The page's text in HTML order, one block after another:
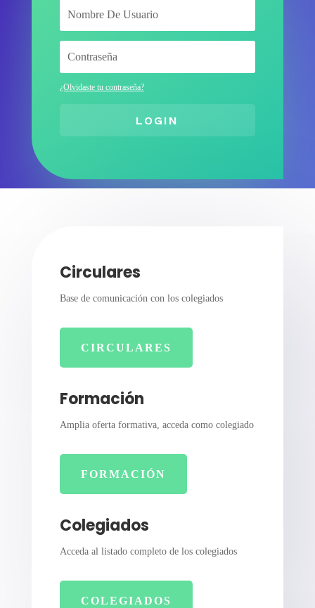
¿Olvidaste tu contraseña?
LOGIN
Circulares
Base de comunicación con los colegiados
CIRCULARES
Formación
Amplia oferta formativa, acceda como colegiado
FORMACIÓN
Colegiados
Acceda al listado completo de los colegiados
COLEGIADOS